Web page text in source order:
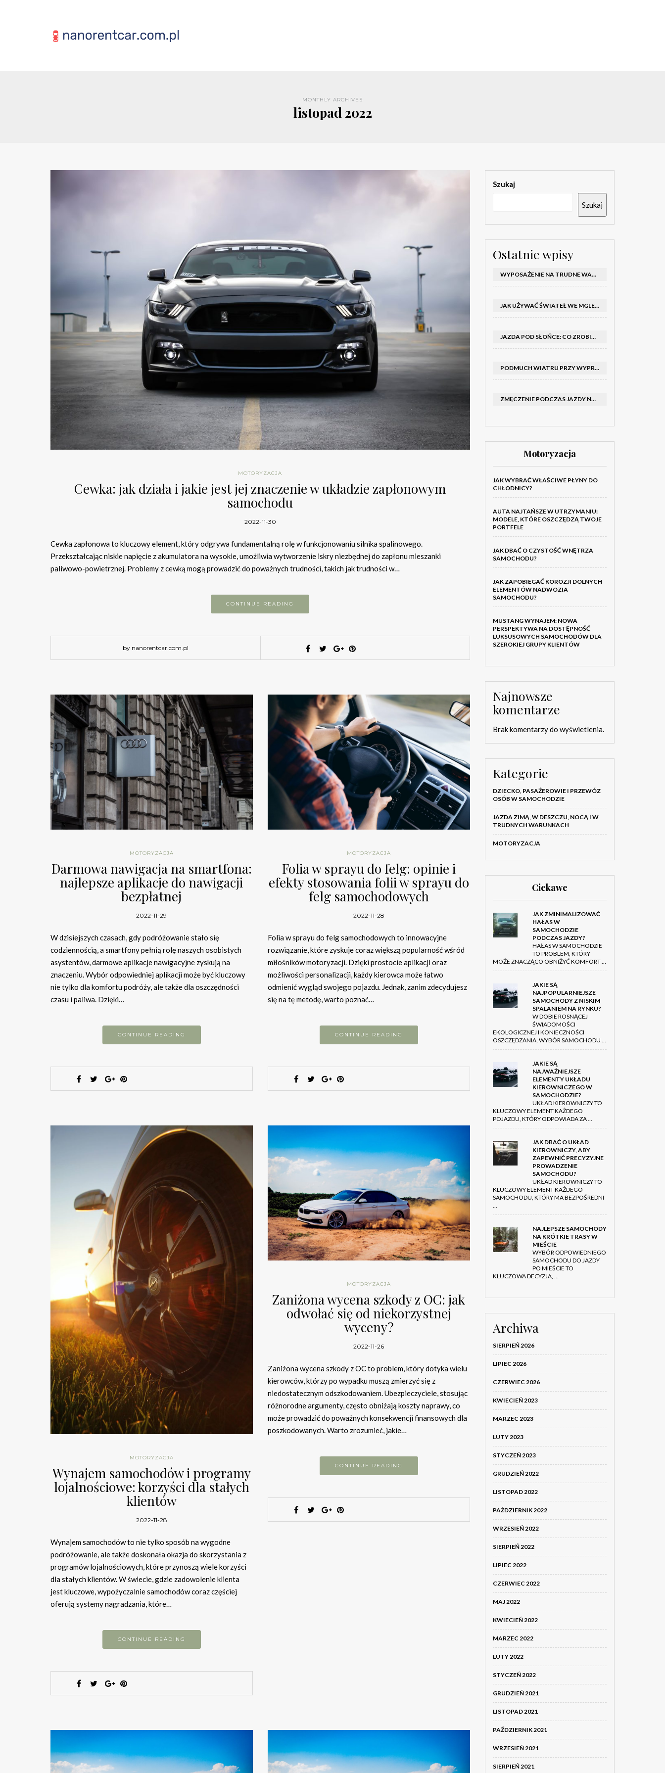
MONTHLY ARCHIVES
listopad 2022
MOTORYZACJA
Cewka: jak działa i jakie jest jej znaczenie w układzie zapłonowym
samochodu
2022-11-30
Cewka zapłonowa to kluczowy element, który odgrywa fundamentalną rolę w funkcjonowaniu silnika spalinowego.
Przekształcając niskie napięcie z akumulatora na wysokie, umożliwia wytworzenie iskry niezbędnej do zapłonu mieszanki
paliwowo-powietrznej. Problemy z cewką mogą prowadzić do poważnych trudności, takich jak trudności w…
CONTINUE READING
by nanorentcar.com.pl
MOTORYZACJA
Darmowa nawigacja na smartfona:
najlepsze aplikacje do nawigacji
bezpłatnej
2022-11-29
W dzisiejszych czasach, gdy podróżowanie stało się
codziennością, a smartfony pełnią rolę naszych osobistych
asystentów, darmowe aplikacje nawigacyjne zyskują na
znaczeniu. Wybór odpowiedniej aplikacji może być kluczowy
nie tylko dla komfortu podróży, ale także dla oszczędności
czasu i paliwa. Dzięki…
CONTINUE READING
MOTORYZACJA
Folia w sprayu do felg: opinie i
efekty stosowania folii w sprayu do
felg samochodowych
2022-11-28
Folia w sprayu do felg samochodowych to innowacyjne
rozwiązanie, które zyskuje coraz większą popularność wśród
miłośników motoryzacji. Dzięki prostocie aplikacji oraz
możliwości personalizacji, każdy kierowca może łatwo
odmienić wygląd swojego pojazdu. Jednak, zanim zdecydujesz
się na tę metodę, warto poznać…
CONTINUE READING
MOTORYZACJA
Wynajem samochodów i programy
lojalnościowe: korzyści dla stałych
klientów
2022-11-28
Wynajem samochodów to nie tylko sposób na wygodne
podróżowanie, ale także doskonała okazja do skorzystania z
programów lojalnościowych, które przynoszą wiele korzyści
dla stałych klientów. W świecie, gdzie zadowolenie klienta
jest kluczowe, wypożyczalnie samochodów coraz częściej
oferują systemy nagradzania, które…
CONTINUE READING
MOTORYZACJA
Zaniżona wycena szkody z OC: jak
odwołać się od niekorzystnej
wyceny?
2022-11-26
Zaniżona wycena szkody z OC to problem, który dotyka wielu
kierowców, którzy po wypadku muszą zmierzyć się z
niedostatecznym odszkodowaniem. Ubezpieczyciele, stosując
różnorodne argumenty, często obniżają koszty naprawy, co
może prowadzić do poważnych konsekwencji finansowych dla
poszkodowanych. Warto zrozumieć, jakie…
CONTINUE READING
Szukaj
Szukaj
Ostatnie wpisy
WYPOSAŻENIE NA TRUDNE WARUNKI W SAMOCHODZIE: CO MIEĆ ZIMĄ, W TRASIE I NA WYPADEK AWARII
JAK UŻYWAĆ ŚWIATEŁ WE MGLE – KIEDY WŁĄCZYĆ MIJANIA I PRZECIWMGIELNE ORAZ CZEGO NIE ROBIĆ
JAZDA POD SŁOŃCE: CO ZROBIĆ, BY OGRANICZYĆ OLŚNIENIE I POPRAWIĆ WIDOCZNOŚĆ
PODMUCH WIATRU PRZY WYPRZEDZANIU CIĘŻARÓWKI: JAK UTRZYMAĆ TOR JAZDY I OPANOWAĆ AUTO
ZMĘCZENIE PODCZAS JAZDY NOCĄ – PO JAKICH SYGNAŁACH ROZPOZNAĆ SENNOŚĆ ZA KIEROWNICĄ I KIEDY ZROBIĆ PRZERWĘ
Motoryzacja
JAK WYBRAĆ WŁAŚCIWE PŁYNY DO
CHŁODNICY?
AUTA NAJTAŃSZE W UTRZYMANIU:
MODELE, KTÓRE OSZCZĘDZĄ TWOJE
PORTFELE
JAK DBAĆ O CZYSTOŚĆ WNĘTRZA
SAMOCHODU?
JAK ZAPOBIEGAĆ KOROZJI DOLNYCH
ELEMENTÓW NADWOZIA
SAMOCHODU?
MUSTANG WYNAJEM: NOWA
PERSPEKTYWA NA DOSTĘPNOŚĆ
LUKSUSOWYCH SAMOCHODÓW DLA
SZEROKIEJ GRUPY KLIENTÓW
Najnowsze
komentarze
Brak komentarzy do wyświetlenia.
Kategorie
DZIECKO, PASAŻEROWIE I PRZEWÓZ
OSÓB W SAMOCHODZIE
JAZDA ZIMĄ, W DESZCZU, NOCĄ I W
TRUDNYCH WARUNKACH
MOTORYZACJA
Ciekawe
JAK ZMINIMALIZOWAĆ
HAŁAS W
SAMOCHODZIE
PODCZAS JAZDY?
HAŁAS W SAMOCHODZIE
TO PROBLEM, KTÓRY
MOŻE ZNACZĄCO OBNIŻYĆ KOMFORT …
JAKIE SĄ
NAJPOPULARNIEJSZE
SAMOCHODY Z NISKIM
SPALANIEM NA RYNKU?
W DOBIE ROSNĄCEJ
ŚWIADOMOŚCI
EKOLOGICZNEJ I KONIECZNOŚCI
OSZCZĘDZANIA, WYBÓR SAMOCHODU …
JAKIE SĄ
NAJWAŻNIEJSZE
ELEMENTY UKŁADU
KIEROWNICZEGO W
SAMOCHODZIE?
UKŁAD KIEROWNICZY TO
KLUCZOWY ELEMENT KAŻDEGO
POJAZDU, KTÓRY ODPOWIADA ZA …
JAK DBAĆ O UKŁAD
KIEROWNICZY, ABY
ZAPEWNIĆ PRECYZYJNE
PROWADZENIE
SAMOCHODU?
UKŁAD KIEROWNICZY TO
KLUCZOWY ELEMENT KAŻDEGO
SAMOCHODU, KTÓRY MA BEZPOŚREDNI
…
NAJLEPSZE SAMOCHODY
NA KRÓTKIE TRASY W
MIEŚCIE
WYBÓR ODPOWIEDNIEGO
SAMOCHODU DO JAZDY
PO MIEŚCIE TO
KLUCZOWA DECYZJA, …
Archiwa
SIERPIEŃ 2026
LIPIEC 2026
CZERWIEC 2026
KWIECIEŃ 2023
MARZEC 2023
LUTY 2023
STYCZEŃ 2023
GRUDZIEŃ 2022
LISTOPAD 2022
PAŹDZIERNIK 2022
WRZESIEŃ 2022
SIERPIEŃ 2022
LIPIEC 2022
CZERWIEC 2022
MAJ 2022
KWIECIEŃ 2022
MARZEC 2022
LUTY 2022
STYCZEŃ 2022
GRUDZIEŃ 2021
LISTOPAD 2021
PAŹDZIERNIK 2021
WRZESIEŃ 2021
SIERPIEŃ 2021